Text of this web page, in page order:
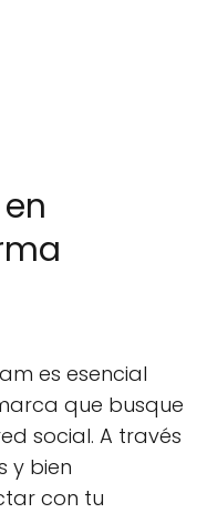
es esencial
que busque
social. A través
y bien
con tu